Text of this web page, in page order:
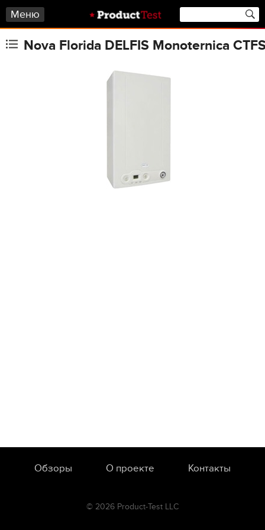
Меню
Nova Florida DELFIS Monoternica
Обзоры О проекте Контакты
© 2026 Product-Test LLC